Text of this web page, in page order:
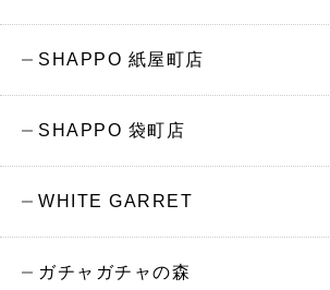
SHAPPO 紙屋町店
SHAPPO 袋町店
WHITE GARRET
ガチャガチャの森